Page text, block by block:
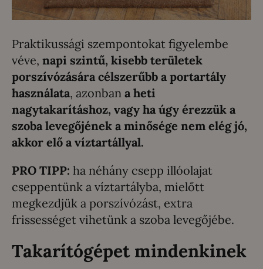
Praktikussági szempontokat figyelembe
véve, napi szintű, kisebb területek
porszívózására célszerűbb a portartály
használata, azonban a heti
nagytakarításhoz, vagy ha úgy érezzük a
szoba levegőjének a minősége nem elég jó,
akkor elő a víztartállyal.
PRO TIPP: ha néhány csepp illóolajat
cseppentünk a víztartályba, mielőtt
megkezdjük a porszívózást, extra
frissességet vihetünk a szoba levegőjébe.
Takarítógépet mindenkinek